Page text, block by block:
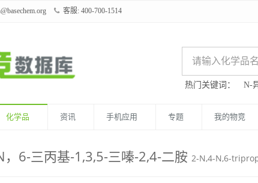
客服: 400-700-1514
热门关键词： N-
化学品 资讯 手机应用 专题 我的物竞
6-三丙基-1,3,5-三嗪-2,4-二胺 2-N,4-N,6-